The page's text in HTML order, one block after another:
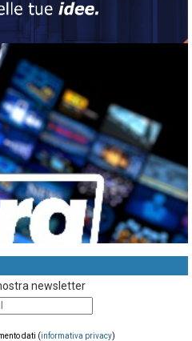
newsletter
dati (informativa privacy)